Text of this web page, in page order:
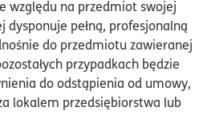
względu na przedmiot swojej
dysponuje pełną, profesjonalną
do przedmiotu zawieranej
przypadkach będzie
do odstąpienia od umowy,
lokalem przedsiębiorstwa lub